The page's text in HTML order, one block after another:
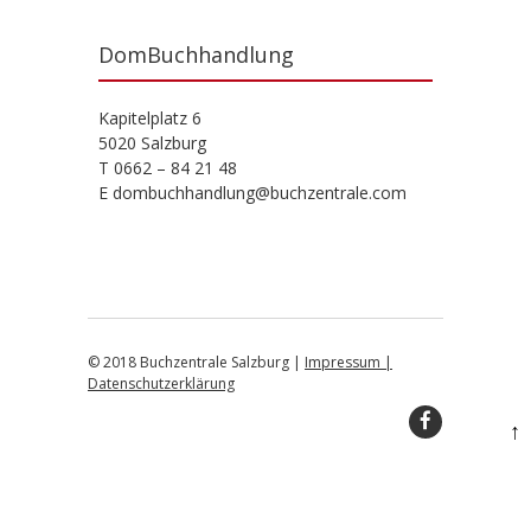
DomBuchhandlung
Kapitelplatz 6
5020 Salzburg
T 0662 – 84 21 48
E dombuchhandlung@buchzentrale.com
© 2018 Buchzentrale Salzburg | Impressum |
Datenschutzerklärung
↑